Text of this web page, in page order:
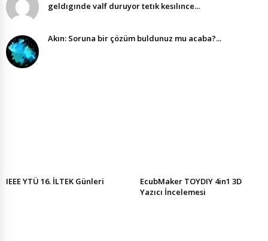
geldıgınde valf duruyor tetık kesılınce...
Akın: Soruna bir çözüm buldunuz mu acaba?...
IEEE YTÜ 16. İLTEK Günleri
EcubMaker TOYDIY 4in1 3D
Yazıcı İncelemesi